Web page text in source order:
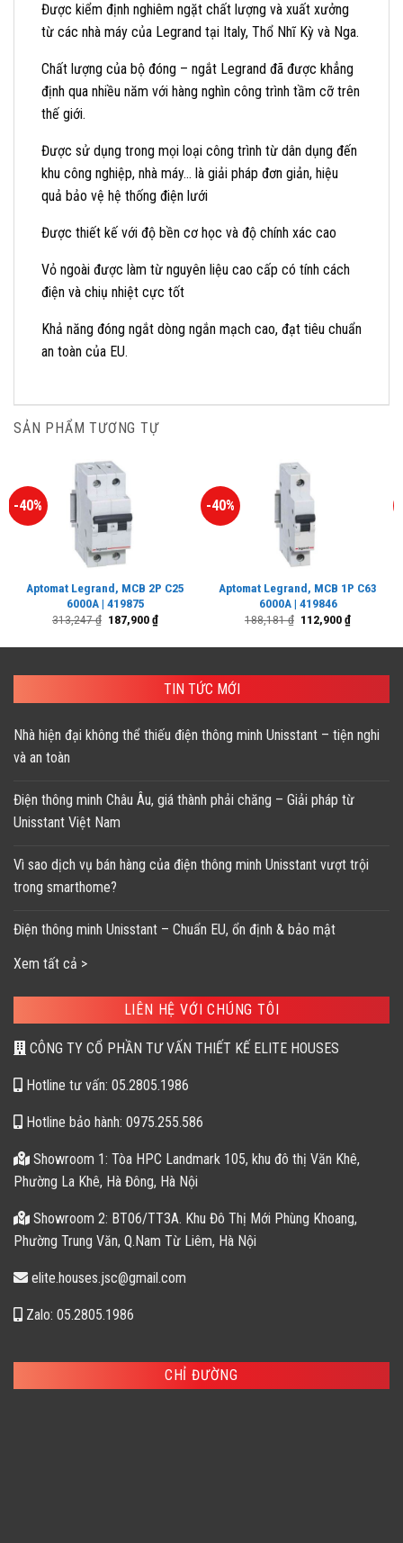
Được kiểm định nghiêm ngặt chất lượng và xuất xưởng
từ các nhà máy của Legrand tại Italy, Thổ Nhĩ Kỳ và Nga.
Chất lượng của bộ đóng – ngắt Legrand đã được khẳng
định qua nhiều năm với hàng nghìn công trình tầm cỡ trên
thế giới.
Được sử dụng trong mọi loại công trình từ dân dụng đến
khu công nghiệp, nhà máy… là giải pháp đơn giản, hiệu
quả bảo vệ hệ thống điện lưới
Được thiết kế với độ bền cơ học và độ chính xác cao
Vỏ ngoài được làm từ nguyên liệu cao cấp có tính cách
điện và chiụ nhiệt cực tốt
Khả năng đóng ngắt dòng ngắn mạch cao, đạt tiêu chuẩn
an toàn của EU.
SẢN PHẨM TƯƠNG TỰ
-40%
Aptomat Legrand, MCB 2P C25
6000A | 419875
313,247₫ Giá
187,900₫Giá
-40%
Aptomat Legrand, MCB 1P C63
6000A | 419846
188,181₫ Giá
112,900₫Giá
TIN TỨC MỚI
Nhà hiện đại không thể thiếu điện thông minh Unisstant – tiện nghi
và an toàn
Điện thông minh Châu Âu, giá thành phải chăng – Giải pháp từ
Unisstant Việt Nam
Vì sao dịch vụ bán hàng của điện thông minh Unisstant vượt trội
trong smarthome?
Điện thông minh Unisstant – Chuẩn EU, ổn định & bảo mật
Xem tất cả >
LIÊN HỆ VỚI CHÚNG TÔI
CÔNG TY CỔ PHẦN TƯ VẤN THIẾT KẾ ELITE HOUSES
Hotline tư vấn: 05.2805.1986
Hotline bảo hành: 0975.255.586
Showroom 1: Tòa HPC Landmark 105, khu đô thị Văn Khê,
Phường La Khê, Hà Đông, Hà Nội
Showroom 2: BT06/TT3A. Khu Đô Thị Mới Phùng Khoang,
Phường Trung Văn, Q.Nam Từ Liêm, Hà Nội
elite.houses.jsc@gmail.com
Zalo: 05.2805.1986
CHỈ ĐƯỜNG